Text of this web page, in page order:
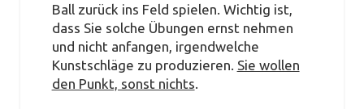
Ball zurück ins Feld spielen. Wichtig ist,
dass Sie solche Übungen ernst nehmen
und nicht anfangen, irgendwelche
Kunstschläge zu produzieren. Sie wollen
den Punkt, sonst nichts